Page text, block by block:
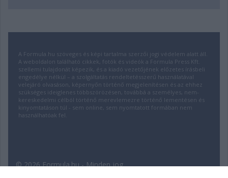
A Formula.hu szöveges és képi tartalma szerzői jogi védelem alatt áll.
A weboldalon található cikkek, fotók és videók a Formula Press Kft.
szellemi tulajdonát képezik, és a kiadó vezetőjének előzetes írásbeli
engedélye nélkül – a szolgáltatás rendeltetésszerű használatával
velejáró olvasáson, képernyőn történő megjelenítésen és az ehhez
szükséges ideiglenes többszörözésen, továbbá a személyes, nem-
kereskedelmi célból történő merevlemezre történő lementésen és
kinyomtatáson túl - sem online, sem nyomtatott formában nem
használhatóak fel.
© 2026 Formula.hu - Minden jog